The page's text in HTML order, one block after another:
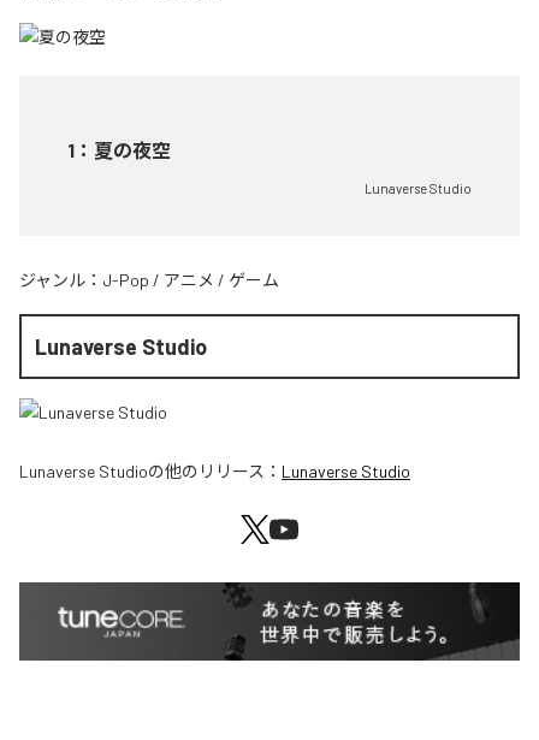
1 ： 夏の夜空
Lunaverse Studio
ジャンル： J-Pop / アニメ / ゲーム
Lunaverse Studio
Lunaverse Studioの他のリリース： Lunaverse Studio